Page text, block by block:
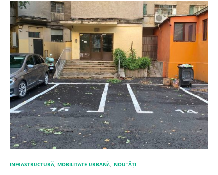
INFRASTRUCTURĂ MOBILITATE URBANĂ NOUTĂȚI